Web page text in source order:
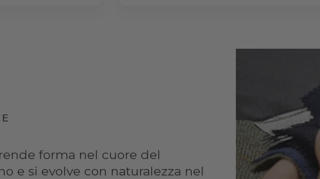
forma nel cuore del
e si evolve con naturalezza nel